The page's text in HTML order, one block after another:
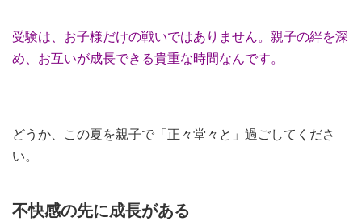
受験は、お子様だけの戦いではありません。親子の絆を深
め、お互いが成長できる貴重な時間なんです。
どうか、この夏を親子で「正々堂々と」過ごしてくださ
い。
不快感の先に成長がある